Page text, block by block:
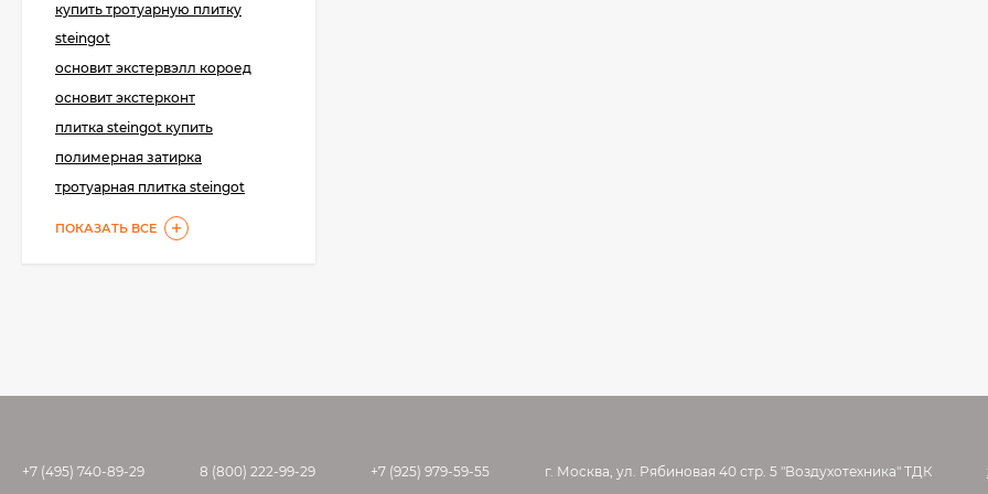
эпоксидная 1 кг.
KeraBellezza Design
Затирка цветная
эпоксидная 2 кг.
4 755 ₽
3 700 ₽
купить тротуарную плитку
steingot
основит экстервэлл короед
основит экстерконт
плитка steingot купить
полимерная затирка
тротуарная плитка steingot
ПОКАЗАТЬ ВСЕ
+7 (495) 740-89-29 8 (800) 222-99-29 +7 (925) 979-59-55 г. Москва, ул. Рябиновая 40 стр. 5 "Воздухотехника" ТДК